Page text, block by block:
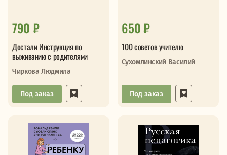
790 ₽
Достали Инструкция по
выживанию с родителями
Чиркова Людмила
Под заказ
650 ₽
100 советов учителю
Сухомлинский Василий
Под заказ